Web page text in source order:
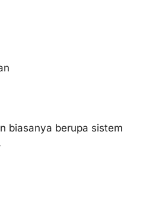
biasanya berupa sistem